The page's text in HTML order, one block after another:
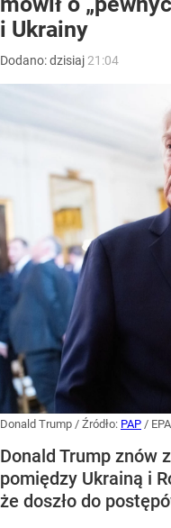
i Ukrainy
Dodano:dzisiaj 21:04
Donald Trump / Źródło: PAP /
Donald Trump znów
pomiędzy Ukrainą i
że doszło do